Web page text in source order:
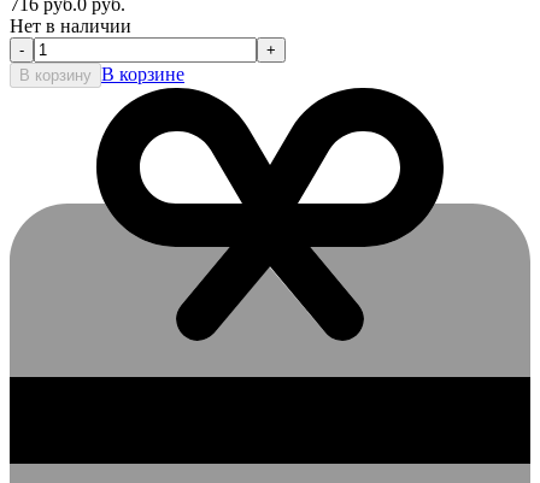
716 руб.0 руб.
Нет в наличии
-
+
В корзину В корзине